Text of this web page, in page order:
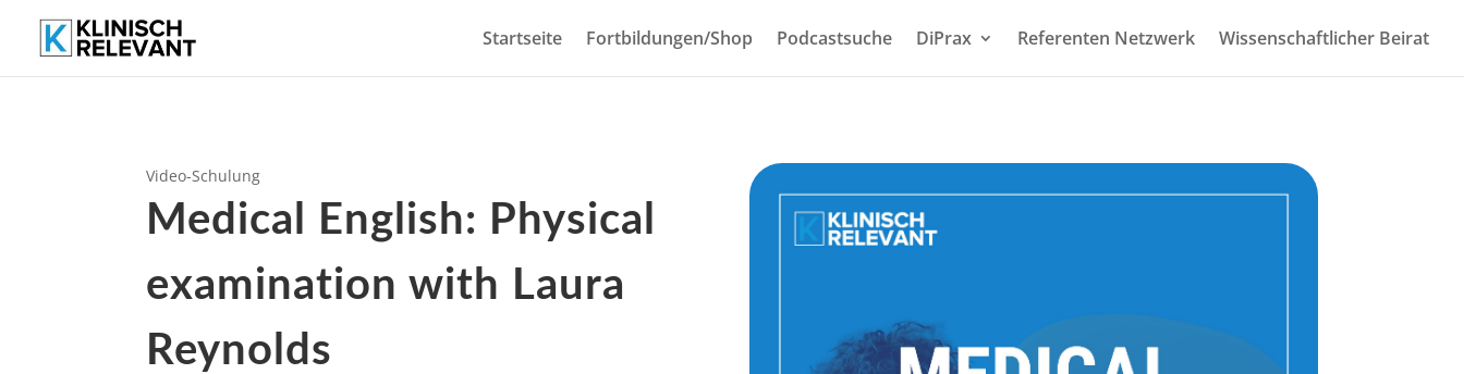
Startseite Fortbildungen/Shop Podcastsuche DiPrax Referenten Netzwerk Wissenschaftlicher Beirat
Video-Schulung
Medical English: Physical
examination with Laura
Reynolds